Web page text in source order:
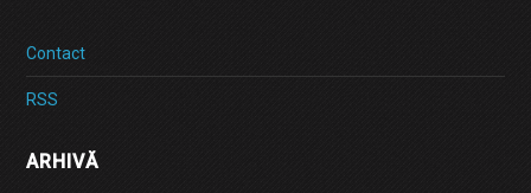
Contact
RSS
ARHIVĂ